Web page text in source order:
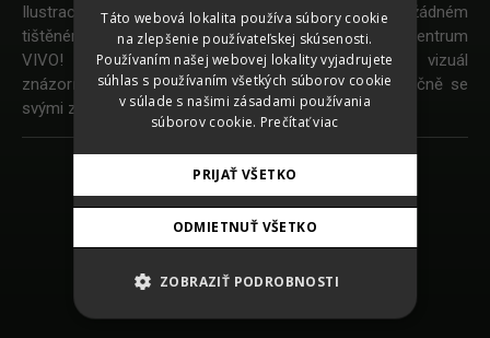
Ilustrace hrošího pohodáře Hostíka nesmí chybět na žádném
tištěném nebo online materiálu, který pro obchodní centrum
VIVO! Hostivař pravidelně připravujeme. Každý vizuál
znázorňuje mikro příběh, kde vystupuje Hostík společně se
svými zvířecími kamarády.
Zpět na seznam
prací
SHARE
GERMAN
ENGLISH
Táto webová lokalita používa súbory cookie
na zlepšenie používateľskej skúsenosti.
Používaním našej webovej lokality vyjadrujete
súhlas s používaním všetkých súborov cookie
v súlade s našimi zásadami používania
súborov cookie. Prečítať viac
PRIJAŤ VŠETKO
ODMIETNUŤ VŠETKO
ZOBRAZIŤ PODROBNOSTI